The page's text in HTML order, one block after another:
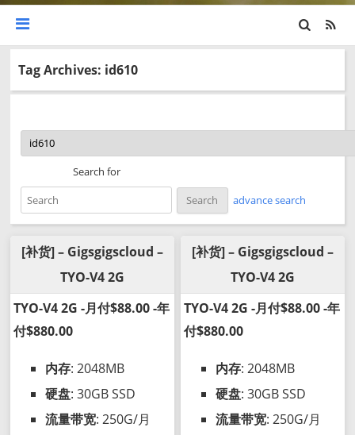
Tag Archives: id610
Search for
advance search
[补货] – Gigsgigscloud –
TYO-V4 2G
TYO-V4 2G -月付$88.00 -年
付$880.00
内存: 2048MB
硬盘: 30GB SSD
流量带宽: 250G/月
[补货] – Gigsgigscloud –
TYO-V4 2G
TYO-V4 2G -月付$88.00 -年
付$880.00
内存: 2048MB
硬盘: 30GB SSD
流量带宽: 250G/月